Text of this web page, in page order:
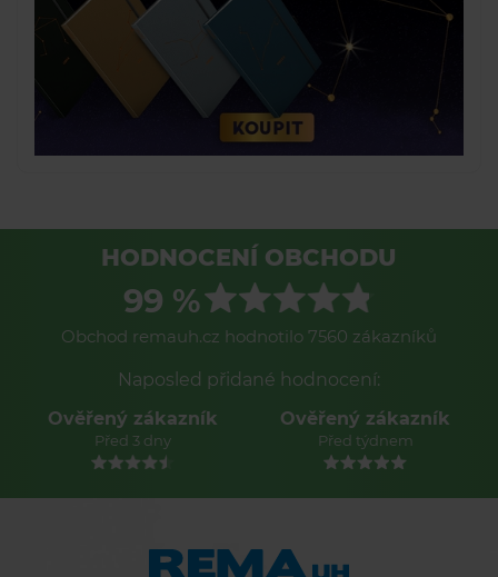
HODNOCENÍ OBCHODU
99 %
Obchod remauh.cz hodnotilo 7560 zákazníků
Naposled přidané hodnocení:
Ověřený zákazník
Před 3 dny
Ověřený zákazník
Před týdnem